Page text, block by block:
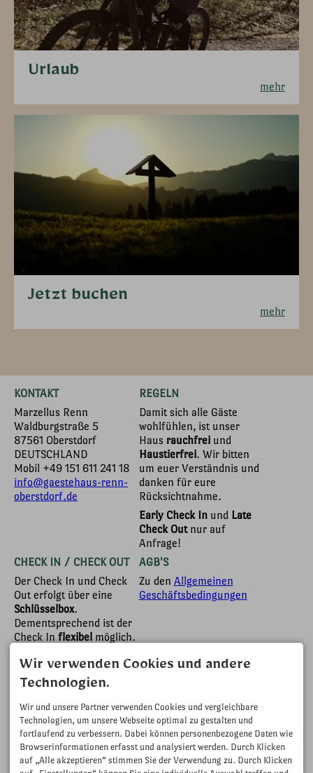
Urlaub
mehr
Jetzt buchen
mehr
KONTAKT
Marzellus Renn
Waldburgstraße 5
87561 Oberstdorf
DEUTSCHLAND
Mobil +49 151 611 241 18
info@gaestehaus-renn-
oberstdorf.de
REGELN
Damit sich alle Gäste
wohlfühlen, ist unser
Haus rauchfreiund
Haustierfrei. Wir bitten
um euer Verständnis und
danken für eure
Rücksichtnahme.
Early Check Inund Late
Check Outnur auf
Anfrage!
CHECK IN / CHECK OUT
Der Check In und Check
Out erfolgt über eine
Schlüsselbox.
Dementsprechend ist der
Check In flexibel möglich.
Gäste ihr Apartment
zeitgerecht beziehen
können, bitte ich Sie die
Check Out Zeit zu
beachten.
Check In: 15:00 - 21:30
Uhr
Check Out: bis 09:30
AGB'S
Zu den Allgemeinen
Geschäftsbedingungen
Wir verwenden Cookies und andere
Technologien.
Wir und unsere Partner verwenden Cookies und vergleichbare
Technologien, um unsere Webseite optimal zu gestalten und
fortlaufend zu verbessern. Dabei können personenbezogene Daten wie
Browserinformationen erfasst und analysiert werden. Durch Klicken
auf „Alle akzeptieren“ stimmen Sie der Verwendung zu. Durch Klicken